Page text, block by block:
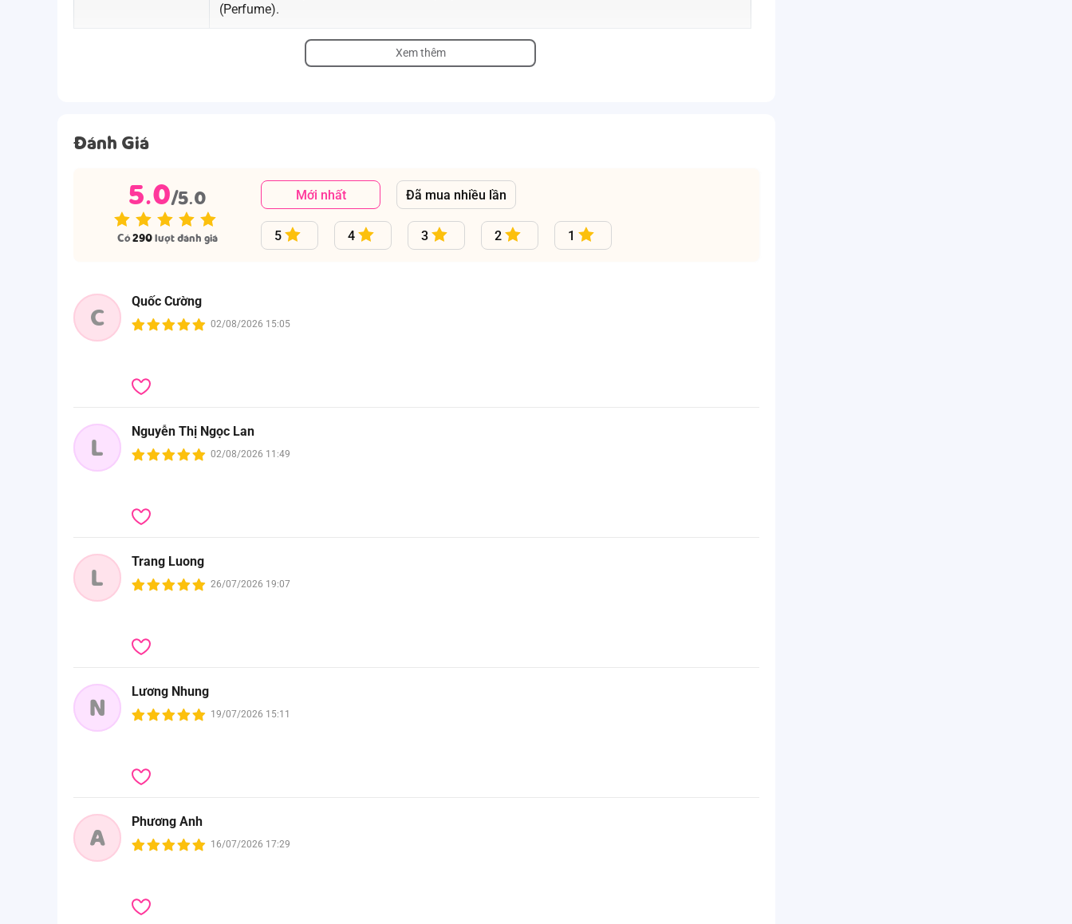
(Perfume).
Xem thêm
Đánh Giá
5.0/5.0
Có290lượt đánh giá
Mới nhất Đã mua nhiều lần
5 4 3 2 1
C
Quốc Cường
02/08/2026 15:05
L
Nguyễn Thị Ngọc Lan
02/08/2026 11:49
L
Trang Luong
26/07/2026 19:07
N
Lương Nhung
19/07/2026 15:11
A
Phương Anh
16/07/2026 17:29